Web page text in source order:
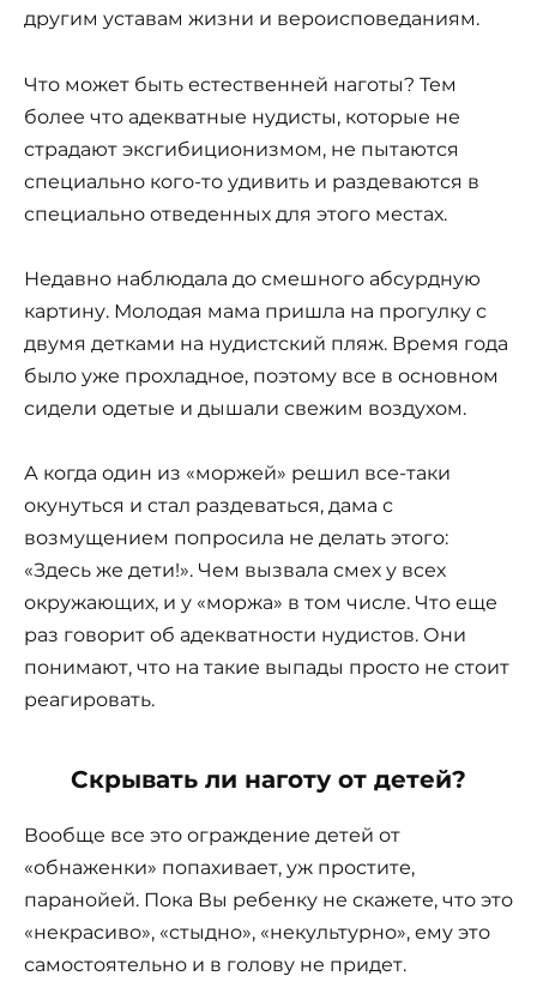
другим уставам жизни и вероисповеданиям.
Что может быть естественней наготы? Тем
более что адекватные нудисты, которые не
страдают эксгибиционизмом, не пытаются
специально кого-то удивить и раздеваются в
специально отведенных для этого местах.
Недавно наблюдала до смешного абсурдную
картину. Молодая мама пришла на прогулку с
двумя детками на нудистский пляж. Время года
было уже прохладное, поэтому все в основном
сидели одетые и дышали свежим воздухом.
А когда один из «моржей» решил все-таки
окунуться и стал раздеваться, дама с
возмущением попросила не делать этого:
«Здесь же дети!». Чем вызвала смех у всех
окружающих, и у «моржа» в том числе. Что еще
раз говорит об адекватности нудистов. Они
понимают, что на такие выпады просто не стоит
реагировать.
Скрывать ли наготу от детей?
Вообще все это ограждение детей от
«обнаженки» попахивает, уж простите,
паранойей. Пока Вы ребенку не скажете, что это
«некрасиво», «стыдно», «некультурно», ему это
самостоятельно и в голову не придет.